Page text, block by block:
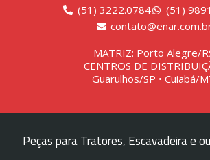
(51) 3222.0784
(51)
MATRIZ: Porto Alegre/
CENTROS DE
Guarulhos/SP • Cuiabá/
Peças para Tratores, Escavadeira e